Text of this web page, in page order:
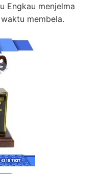
Engkau menjelma
membela.